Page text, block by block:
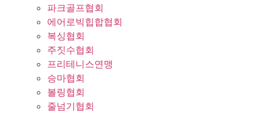
파크골프협회
에어로빅힙합협회
복싱협회
주짓수협회
프리테니스연맹
승마협회
볼링협회
줄넘기협회